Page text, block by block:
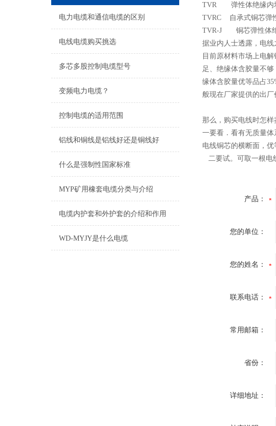
电力电缆和通信电缆的区别
电线电缆购买挑选
多芯多股控制电缆型号
变频电力电缆？
控制电缆的适用范围
铝线和铜线是铝线好还是铜线好
什么是强制性国家标准
MYP矿用橡套电缆分类与介绍
电缆内护套和外护套的介绍和作用
WD-MYJY是什么电缆
TVR 弹性体绝缘内
TVRC 自承式铜芯弹
TVR-J 铜芯弹性体绝
据业内人士透露，电
目前原材料市场上电
足、绝缘体含胶量不
缘体含胶量优等品占
般现在厂家提供的出
那么，购买电线时怎样
一要看．看有无质量
电线铜芯的横断面，
二要试。可取一根电
产品：
您的单位：
您的姓名：
联系电话：
常用邮箱：
省份：
详细地址：